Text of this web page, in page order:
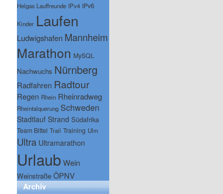
Helgas Lauffreunde IPv4 IPv6
Kinder Laufen
Ludwigshafen Mannheim
Marathon MySQL
Nachwuchs Nürnberg
Radfahren Radtour
Regen Rhein Rheinradweg
Rheintalquerung Schweden
Stadtlauf Strand Südafrika
Team Bittel Trail Training Ulm
Ultra Ultramarathon
UrlaubWein
Weinstraße ÖPNV
Archiv